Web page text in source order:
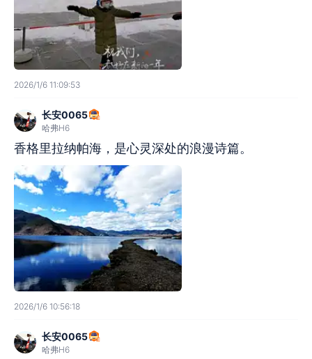
2026/1/6 11:09:53
长安0065
哈弗H6
香格里拉纳帕海，是心灵深处的浪漫诗篇。
2026/1/6 10:56:18
长安0065
哈弗H6